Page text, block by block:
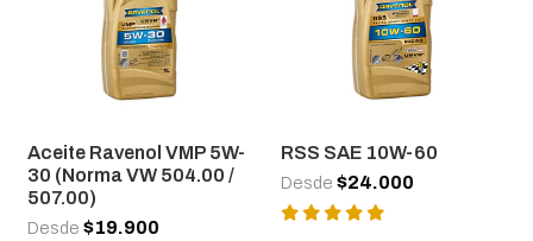
Aceite Ravenol VMP 5W-
30 (Norma VW 504.00 /
507.00)
Desde $19.900
RSS SAE 10W-60
Desde $24.000